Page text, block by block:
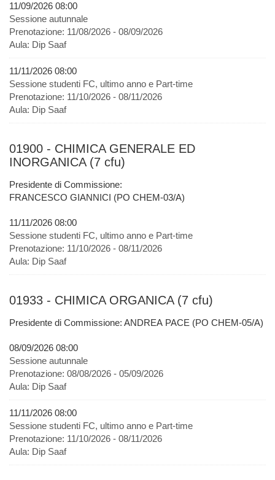
11/09/2026 08:00
Sessione autunnale
Prenotazione: 11/08/2026 - 08/09/2026
Aula: Dip Saaf
11/11/2026 08:00
Sessione studenti FC, ultimo anno e Part-time
Prenotazione: 11/10/2026 - 08/11/2026
Aula: Dip Saaf
01900 - CHIMICA GENERALE ED
INORGANICA (7 cfu)
Presidente di Commissione:
FRANCESCO GIANNICI (PO CHEM-03/A)
11/11/2026 08:00
Sessione studenti FC, ultimo anno e Part-time
Prenotazione: 11/10/2026 - 08/11/2026
Aula: Dip Saaf
01933 - CHIMICA ORGANICA (7 cfu)
Presidente di Commissione: ANDREA PACE (PO CHEM-05/A)
08/09/2026 08:00
Sessione autunnale
Prenotazione: 08/08/2026 - 05/09/2026
Aula: Dip Saaf
11/11/2026 08:00
Sessione studenti FC, ultimo anno e Part-time
Prenotazione: 11/10/2026 - 08/11/2026
Aula: Dip Saaf